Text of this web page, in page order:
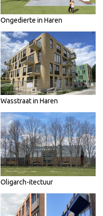
Ongedierte in Haren
Wasstraat in Haren
Oligarch-itectuur